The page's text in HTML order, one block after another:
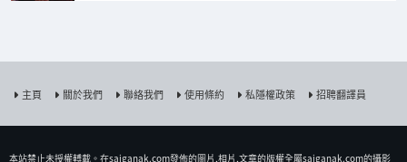
主頁 關於我們 聯絡我們 使用條約 私隱權政策 招聘翻譯員
本站禁止未授權𨍭載。在saiganak.com發佈的圖片,相片,文章的版權全屬saiganak.com的攝影